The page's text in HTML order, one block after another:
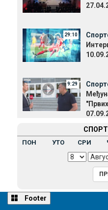
29:10
9:29
ПОН УТО СРИ
Footer